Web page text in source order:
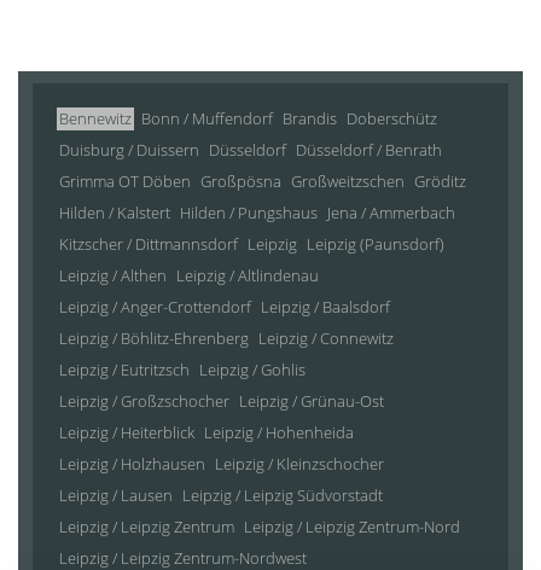
Bennewitz Bonn / Muffendorf Brandis Doberschütz
Duisburg / Duissern Düsseldorf Düsseldorf / Benrath
Grimma OT Döben Großpösna Großweitzschen Gröditz
Hilden / Kalstert Hilden / Pungshaus Jena / Ammerbach
Kitzscher / Dittmannsdorf Leipzig Leipzig (Paunsdorf)
Leipzig / Althen Leipzig / Altlindenau
Leipzig / Anger-Crottendorf Leipzig / Baalsdorf
Leipzig / Böhlitz-Ehrenberg Leipzig / Connewitz
Leipzig / Eutritzsch Leipzig / Gohlis
Leipzig / Großzschocher Leipzig / Grünau-Ost
Leipzig / Heiterblick Leipzig / Hohenheida
Leipzig / Holzhausen Leipzig / Kleinzschocher
Leipzig / Lausen Leipzig / Leipzig Südvorstadt
Leipzig / Leipzig Zentrum Leipzig / Leipzig Zentrum-Nord
Leipzig / Leipzig Zentrum-Nordwest